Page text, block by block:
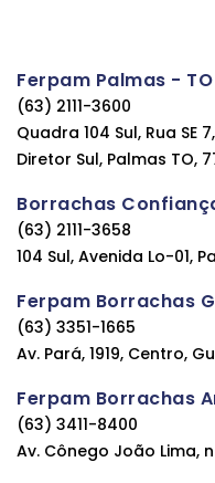
Ferpam Palmas - TO
(63) 2111-3600
Quadra 104 Sul, Rua SE
Diretor Sul, Palmas TO,
Borrachas
(63) 2111-3658
104 Sul, Avenida Lo-01,
Ferpam Borrachas
(63) 3351-1665
Av. Pará, 1919, Centro,
Ferpam Borrachas
(63) 3411-8400
Av. Cônego João Lima,